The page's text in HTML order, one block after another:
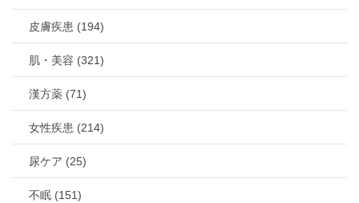
皮膚疾患 (194)
肌・美容 (321)
漢方薬 (71)
女性疾患 (214)
尿ケア (25)
不眠 (151)